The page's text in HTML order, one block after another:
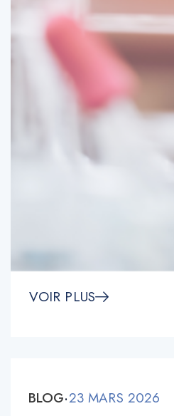
VOIR PLUS
BLOG·23 MARS 2026